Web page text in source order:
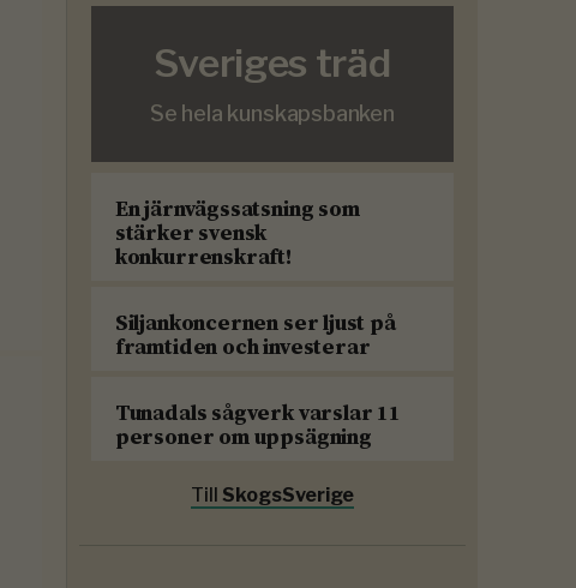
Sveriges träd
Se hela kunskapsbanken
En järnvägssatsning som
stärker svensk
konkurrenskraft!
Siljankoncernen ser ljust på
framtiden och investerar
Tunadals sågverk varslar 11
personer om uppsägning
Till SkogsSverige